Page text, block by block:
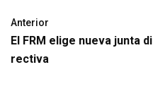
Anterior
El FRM elige nueva junta di
rectiva